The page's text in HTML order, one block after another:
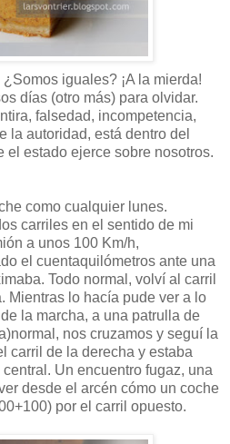
iguales? ¡A la mierda!
días (otro más) para olvidar.
falsedad, incompetencia,
la autoridad, está dentro del
el estado ejerce sobre nosotros.
como cualquier lunes.
carriles en el sentido de mi
a unos 100 Km/h,
el cuentaquilómetros ante una
Todo normal, volví al carril
Mientras lo hacía pude ver a lo
la marcha, a una patrulla de
nos cruzamos y seguí la
carril de la derecha y estaba
Un encuentro fugaz, una
desde el arcén cómo un coche
por el carril opuesto.